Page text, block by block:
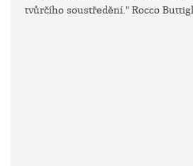
tvůrčího soustředění." Rocco